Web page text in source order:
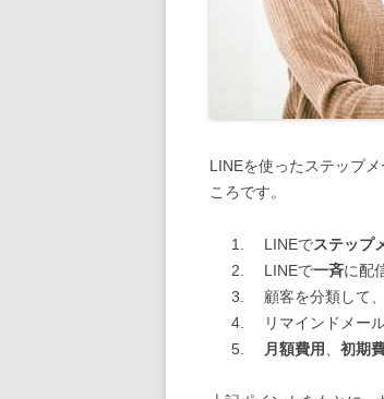
LINEを使ったステップ
ころです。
LINEでステップ
LINEで一斉に配
顧客を分類して
リマインドメール
月額費用
初期